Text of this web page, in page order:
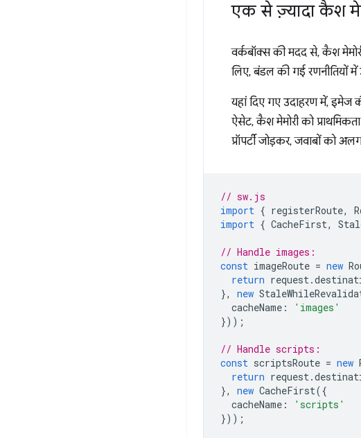
एक से ज़्यादा कैश
वर्कबॉक्स की मदद से, कैश
लिए, बंडल की गई रणनीतियों
यहां दिए गए उदाहरण में, इमेज
ऐसेट, कैश मेमोरी को
प्रॉपर्टी जोड़कर, जवाबों को
// sw.js
import { registerRoute,
import { CacheFirst,
// Handle images:
const imageRoute = new
return request.
},
new
cacheName :
'images'
}));
// Handle scripts:
const scriptsRoute = new
return request.
},
new CacheFirst({
cacheName :
'scripts'
}));